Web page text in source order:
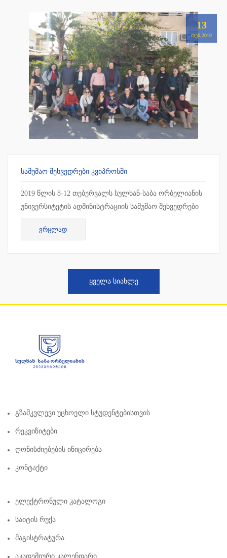
13
ᲗᲔᲑ,2019
ᲡᲐᲛᲣᲨᲐᲝ ᲨᲔᲮᲕᲔᲓᲠᲔᲑᲘ ᲙᲕᲘᲞᲠᲝᲡᲨᲘ
2019 წლის 8-12 თებერვალს სულხან-საბა ორბელიანის
უნივერსიტეტის ადმინისტრაციის სამუშაო შეხვედრები
ჩატარდა კვიპროსში, ლარნაკაში. სამუშაო შეხვედრის
ფარგლებ...
ᲕᲠᲪᲚᲐᲓ
ᲧᲕᲔᲚᲐ ᲡᲘᲐᲮᲚᲔ
Გზამკვლევი Უცხოელი Სტუდენტებისთვის
Რეკვიზიტები
Ღონისძიებების Ინიცირება
Კონტაქტი
Ელექტრონული Კატალოგი
Საიტის Რუქა
Მაგისტრატურა
Აკადემიური Კალენდარი